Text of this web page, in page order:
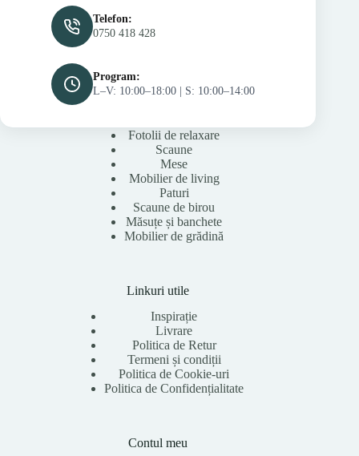
Telefon:
0750 418 428
Program:
L–V: 10:00–18:00 | S: 10:00–14:00
Fotolii de relaxare
Scaune
Mese
Mobilier de living
Paturi
Scaune de birou
Măsuțe și banchete
Mobilier de grădină
Linkuri utile
Inspirație
Livrare
Politica de Retur
Termeni și condiții
Politica de Cookie-uri
Politica de Confidențialitate
Contul meu